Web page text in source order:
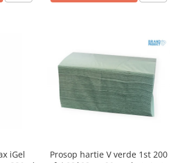
casa
vin
calatorie
de voiaj
iGel
Prosop hartie V verde 1st 200